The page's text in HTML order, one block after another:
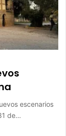
escenarios
de…